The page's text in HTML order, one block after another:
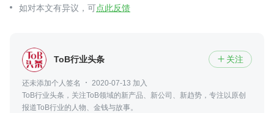
如对本文有异议，可点此反馈
ToB行业头条  关注
还未添加个人签名
2020-07-13 加入
ToB行业头条，关注ToB领域的新产品、新公司、新趋势，专注以原创
报道ToB行业的人物、金钱与故事。